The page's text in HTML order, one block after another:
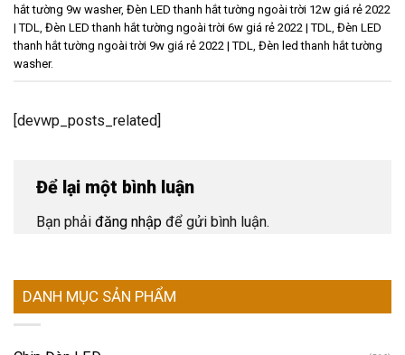
hắt tường 9w washer, Đèn LED thanh hắt tường ngoài trời 12w giá rẻ 2022
| TDL, Đèn LED thanh hắt tường ngoài trời 6w giá rẻ 2022 | TDL, Đèn LED
thanh hắt tường ngoài trời 9w giá rẻ 2022 | TDL, Đèn led thanh hắt tường
washer.
[devwp_posts_related]
Để lại một bình luận
Bạn phải đăng nhập để gửi bình luận.
DANH MỤC SẢN PHẨM